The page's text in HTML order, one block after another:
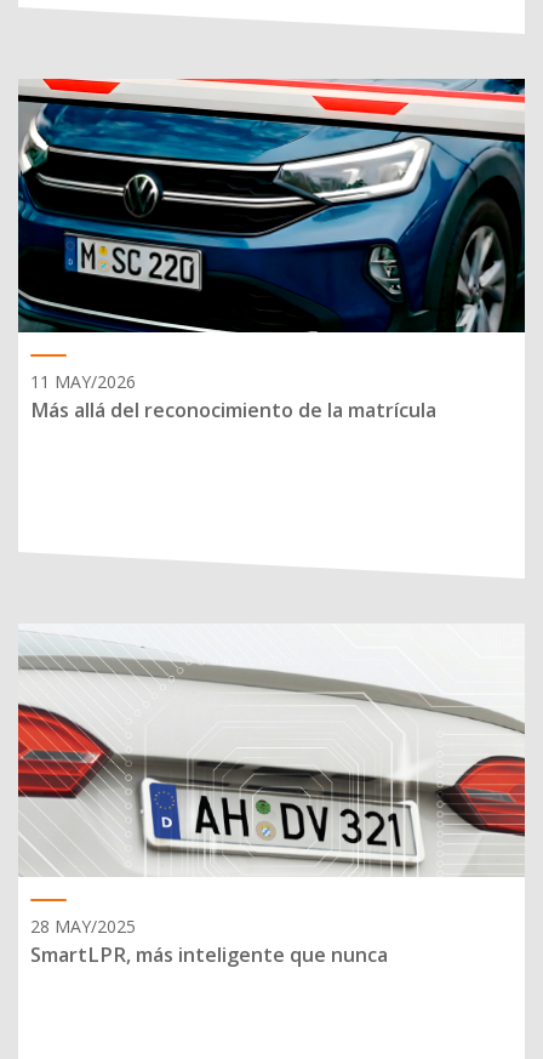
11 MAY/2026
Más allá del reconocimiento de la matrícula
28 MAY/2025
SmartLPR, más inteligente que nunca